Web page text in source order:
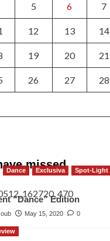
5 6 7
12 13 14
19 20 21
26 27 28
missed
Dance Exclusiva Spot-Light
“Dance” Edition
May 15, 2020 0